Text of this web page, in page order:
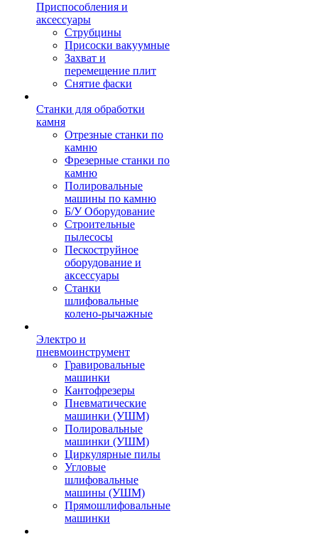
Приспособления и
аксессуары
Струбцины
Присоски вакуумные
Захват и
перемещение плит
Снятие фаски
Станки для обработки
камня
Отрезные станки по
камню
Фрезерные станки по
камню
Полировальные
машины по камню
Б/У Оборудование
Строительные
пылесосы
Пескоструйное
оборудование и
аксессуары
Станки
шлифовальные
колено-рычажные
Электро и
пневмоинструмент
Гравировальные
машинки
Кантофрезеры
Пневматические
машинки (УШМ)
Полировальные
машинки (УШМ)
Циркулярные пилы
Угловые
шлифовальные
машины (УШМ)
Прямошлифовальные
машинки